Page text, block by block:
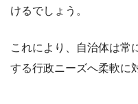
けるでしょう。
これにより、自治体は常
する行政ニーズへ柔軟に